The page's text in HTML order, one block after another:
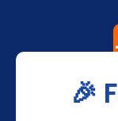
🎉